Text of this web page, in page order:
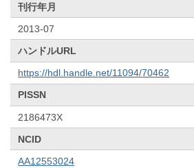
刊行年月
2013-07
ハンドルURL
https://hdl.handle.net/11094/70462
PISSN
2186473X
NCID
AA12553024